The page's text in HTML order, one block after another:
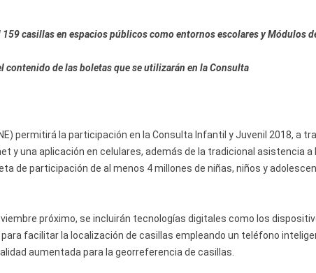
casillas en espacios públicos como entornos escolares y Módulos
contenido de las boletas que se utilizarán en la Consulta
permitirá la participación en la Consulta Infantil y Juvenil 2018, a
y una aplicación en celulares, además de la tradicional asistencia a
de participación de al menos 4 millones de niñas, niños y
próximo, se incluirán tecnologías digitales como los
facilitar la localización de casillas empleando un teléfono
aumentada para la georreferencia de casillas.